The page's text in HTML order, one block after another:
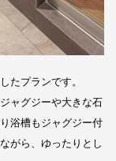
たプランです。
ャグジーや大きな石
浴槽もジャグジー付
がら、ゆったりとし